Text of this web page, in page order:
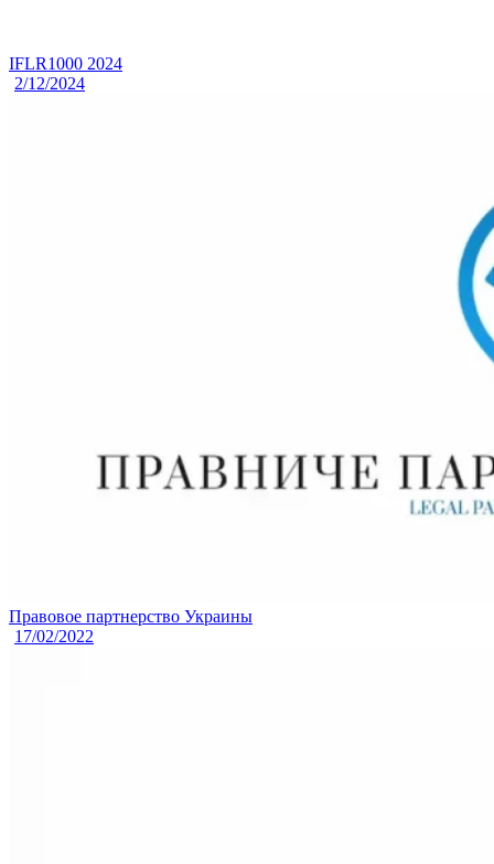
IFLR1000 2024
2/12/2024
Правовое партнерство Украины
17/02/2022